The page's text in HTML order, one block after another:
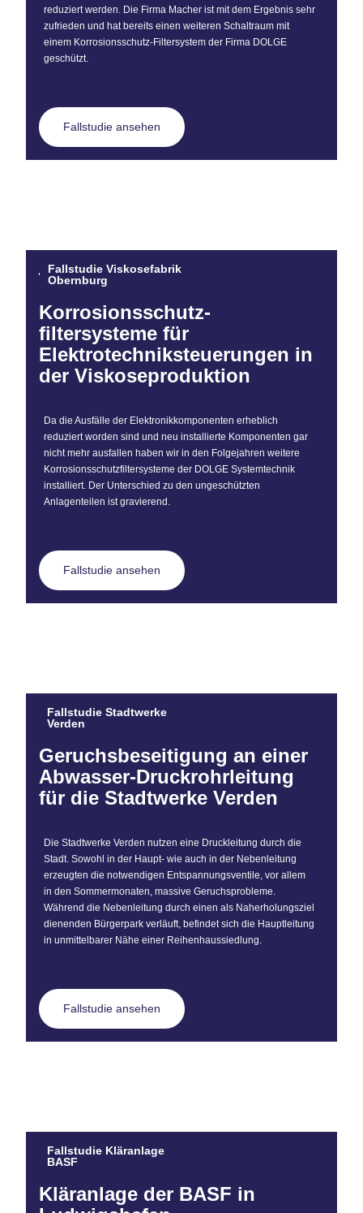
reduziert werden. Die Firma Macher ist mit dem Ergebnis sehr
zufrieden und hat bereits einen weiteren Schaltraum mit
einem Korrosionsschutz-Filtersystem der Firma DOLGE
geschützt.
Fallstudie ansehen
Fallstudie Viskosefabrik
Obernburg
Korrosionsschutz-
filtersysteme für
Elektrotechniksteuerungen in
der Viskoseproduktion
Da die Ausfälle der Elektronikkomponenten erheblich
reduziert worden sind und neu installierte Komponenten gar
nicht mehr ausfallen haben wir in den Folgejahren weitere
Korrosionsschutzfiltersysteme der DOLGE Systemtechnik
installiert. Der Unterschied zu den ungeschützten
Anlagenteilen ist gravierend.
Fallstudie ansehen
Fallstudie Stadtwerke
Verden
Geruchsbeseitigung an einer
Abwasser-Druckrohrleitung
für die Stadtwerke Verden
Die Stadtwerke Verden nutzen eine Druckleitung durch die
Stadt. Sowohl in der Haupt- wie auch in der Nebenleitung
erzeugten die notwendigen Entspannungsventile, vor allem
in den Sommermonaten, massive Geruchsprobleme.
Während die Nebenleitung durch einen als Naherholungsziel
dienenden Bürgerpark verläuft, befindet sich die Hauptleitung
in unmittelbarer Nähe einer Reihenhaussiedlung.
Fallstudie ansehen
Fallstudie Kläranlage
BASF
Kläranlage der BASF in